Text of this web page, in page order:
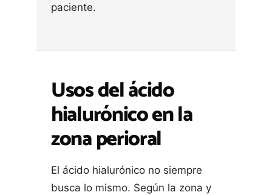
paciente.
Usos del ácido
hialurónico en la
zona perioral
El ácido hialurónico no siempre
busca lo mismo. Según la zona y